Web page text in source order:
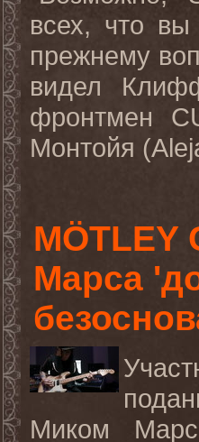
всех, что
прежнему
видел
фронтмен
Монтойя
MÖTLEY
Марса
Миком